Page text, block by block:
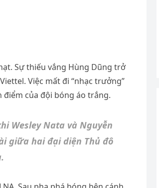
Sự thiếu vắng Hùng Dũng trở
Việc mất đi “nhạc trưởng”
của đội bóng áo trắng.
Wesley Nata và Nguyễn
giữa hai đại diện Thủ đô